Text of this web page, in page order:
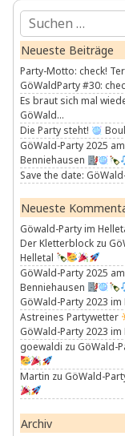
Suchen
nach:
Neueste Beiträge
Party-Motto: check!
GöWaldParty #30:
Es braut sich mal
GöWald…
Die Party steht!
GöWald-Party 2025
Benniehausen
Save the date:
Neueste
Göwald-Party im
Der Kletterblock zu
Helletal
GöWald-Party 2025
Benniehausen
GöWald-Party 2023 im
Astreines Partywetter
GöWald-Party 2023 im
goewaldi zu GöWald-
Martin zu GöWald-
Archiv